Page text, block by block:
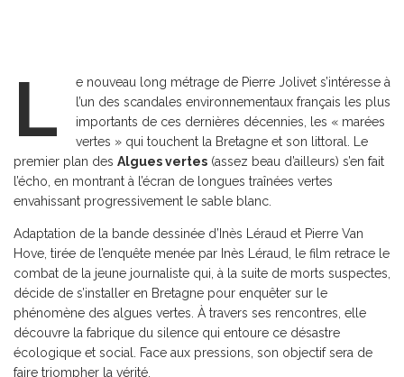
L
e nouveau long métrage de Pierre Jolivet s’intéresse à
l’un des scandales environnementaux français les plus
importants de ces dernières décennies, les « marées
vertes » qui touchent la Bretagne et son littoral. Le
premier plan des Algues vertes (assez beau d’ailleurs) s’en fait
l’écho, en montrant à l’écran de longues traînées vertes
envahissant progressivement le sable blanc.
Adaptation de la bande dessinée d’Inès Léraud et Pierre Van
Hove, tirée de l’enquête menée par Inès Léraud, le film retrace le
combat de la jeune journaliste qui, à la suite de morts suspectes,
décide de s’installer en Bretagne pour enquêter sur le
phénomène des algues vertes. À travers ses rencontres, elle
découvre la fabrique du silence qui entoure ce désastre
écologique et social. Face aux pressions, son objectif sera de
faire triompher la vérité.